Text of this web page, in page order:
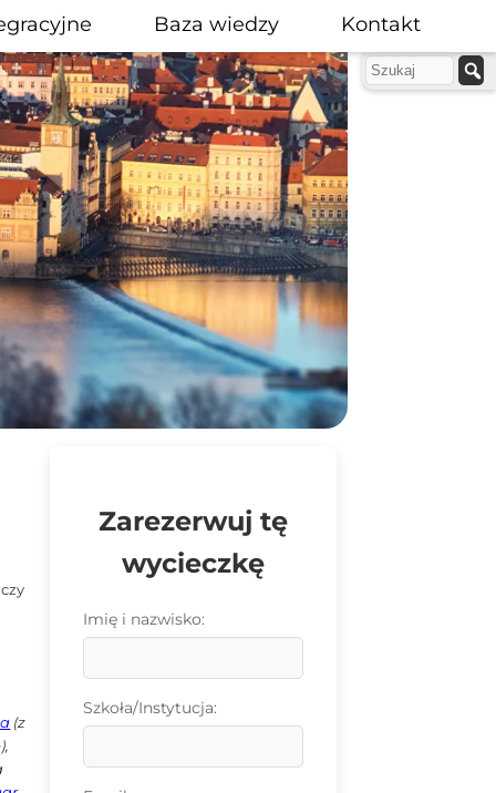
Baza wiedzy Kontakt
(z
Zarezerwuj tę
wycieczkę
Imię i nazwisko:
Szkoła/Instytucja: